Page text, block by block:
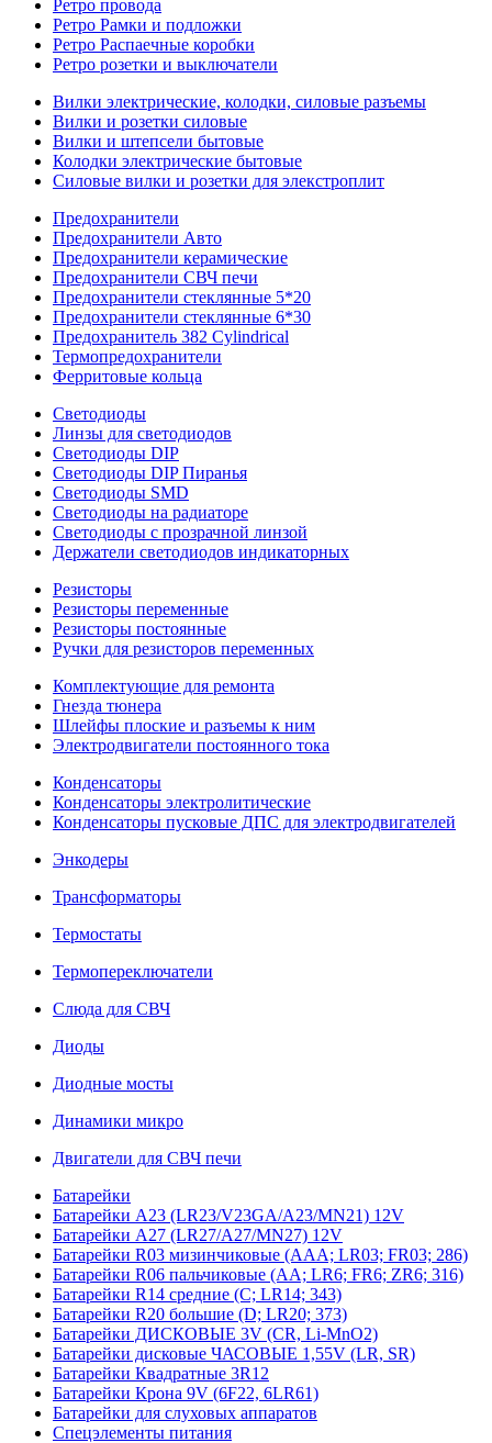
Ретро провода
Ретро Рамки и подложки
Ретро Распаечные коробки
Ретро розетки и выключатели
Вилки электрические, колодки, силовые разъемы
Вилки и розетки силовые
Вилки и штепсели бытовые
Колодки электрические бытовые
Силовые вилки и розетки для элекстроплит
Предохранители
Предохранители Авто
Предохранители керамические
Предохранители СВЧ печи
Предохранители стеклянные 5*20
Предохранители стеклянные 6*30
Предохранитель 382 Cylindrical
Термопредохранители
Ферритовые кольца
Светодиоды
Линзы для светодиодов
Светодиоды DIP
Светодиоды DIP Пиранья
Светодиоды SMD
Светодиоды на радиаторе
Светодиоды с прозрачной линзой
Держатели светодиодов индикаторных
Резисторы
Резисторы переменные
Резисторы постоянные
Ручки для резисторов переменных
Комплектующие для ремонта
Гнезда тюнера
Шлейфы плоские и разъемы к ним
Электродвигатели постоянного тока
Конденсаторы
Конденсаторы электролитические
Конденсаторы пусковые ДПС для электродвигателей
Энкодеры
Трансформаторы
Термостаты
Термопереключатели
Слюда для СВЧ
Диоды
Диодные мосты
Динамики микро
Двигатели для СВЧ печи
Батарейки
Батарейки A23 (LR23/V23GA/A23/MN21) 12V
Батарейки A27 (LR27/A27/MN27) 12V
Батарейки R03 мизинчиковые (AAA; LR03; FR03; 286)
Батарейки R06 пальчиковые (AA; LR6; FR6; ZR6; 316)
Батарейки R14 средние (C; LR14; 343)
Батарейки R20 большие (D; LR20; 373)
Батарейки ДИСКОВЫЕ 3V (CR, Li-MnO2)
Батарейки дисковые ЧАСОВЫЕ 1,55V (LR, SR)
Батарейки Квадратные 3R12
Батарейки Крона 9V (6F22, 6LR61)
Батарейки для слуховых аппаратов
Спецэлементы питания